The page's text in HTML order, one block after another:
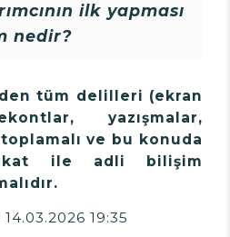
ilk yapması
nedir?
tüm delilleri (ekran
yazışmalar,
ve bu konuda
ile adli bilişim
19:35